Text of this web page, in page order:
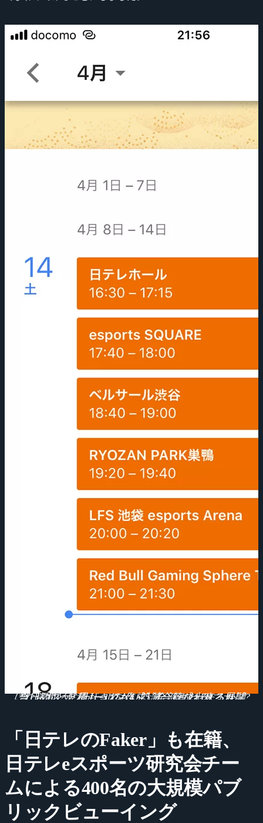
当日のスケジュールを作成。全部まわるには1試合1時間と見積もっても4～5試合行なわれる展開にならないと周りきれない計算。達成出来るか…?
「日テレのFaker」も在籍、
日テレeスポーツ研究会チー
ムによる400名の大規模パブ
リックビューイング